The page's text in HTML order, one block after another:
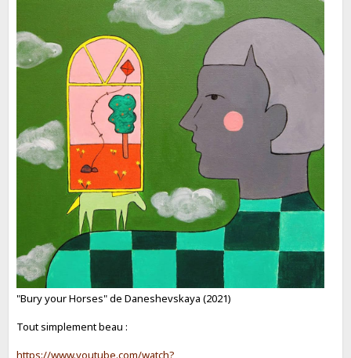
"Bury your Horses" de Daneshevskaya (2021)
Tout simplement beau :
https://www.youtube.com/watch?